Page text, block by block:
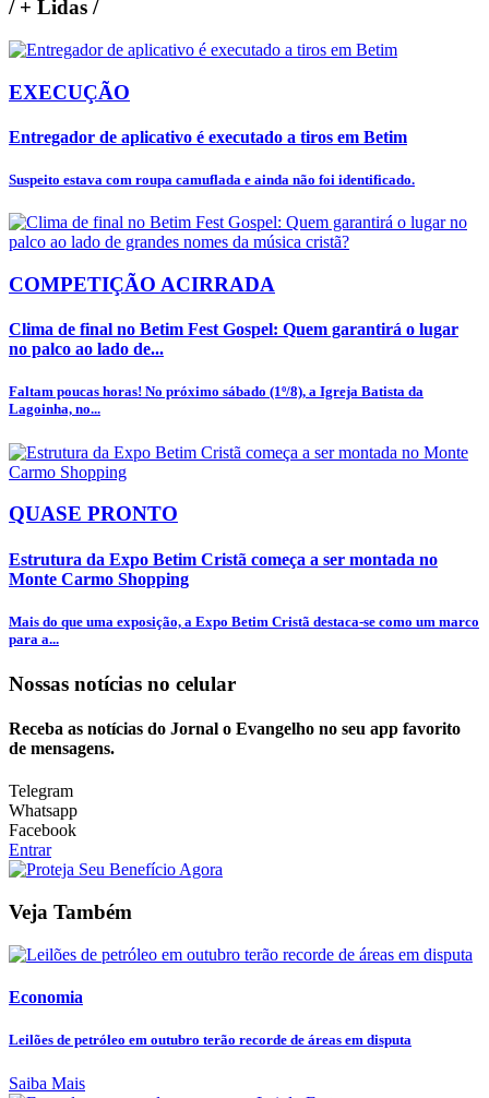
/+ Lidas /
EXECUÇÃO
Entregador de aplicativo é executado a tiros em Betim
Suspeito estava com roupa camuflada e ainda não foi identificado.
COMPETIÇÃO ACIRRADA
Clima de final no Betim Fest Gospel: Quem garantirá o lugar
no palco ao lado de...
Faltam poucas horas! No próximo sábado (1º/8), a Igreja Batista da
Lagoinha, no...
QUASE PRONTO
Estrutura da Expo Betim Cristã começa a ser montada no
Monte Carmo Shopping
Mais do que uma exposição, a Expo Betim Cristã destaca-se como um marco
para a...
Nossas notícias no celular
Receba as notícias do Jornal o Evangelho no seu app favorito
de mensagens.
Telegram
Whatsapp
Facebook
Entrar
Veja Também
Economia
Leilões de petróleo em outubro terão recorde de áreas em disputa
Saiba Mais